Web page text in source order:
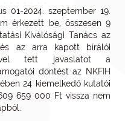
01-2024. szeptember 19.
érkezett be, összesen 9
Kiválósági Tanács az
és az arra kapott bírálói
tett javaslatot a
döntést az NKFIH
24 kiemelkedő kutatói
659 000 Ft vissza nem